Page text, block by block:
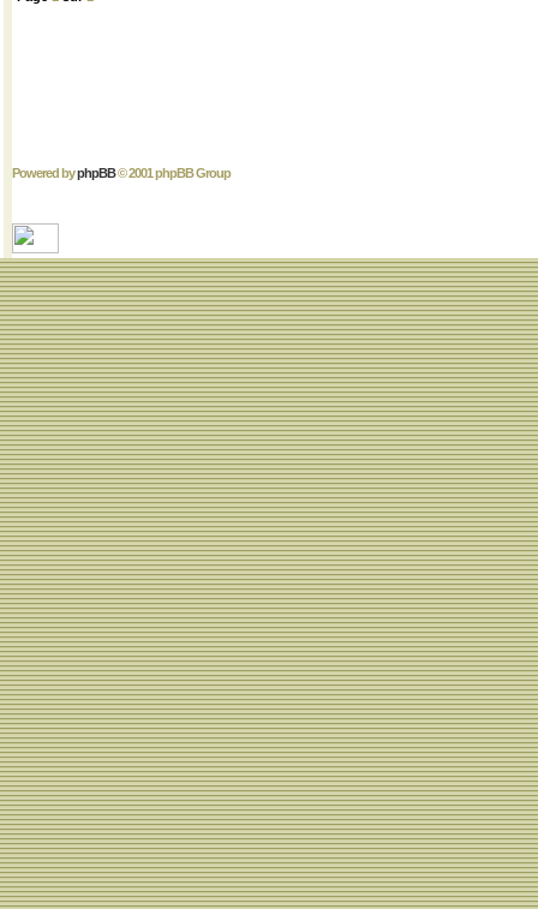
Powered byphpBB© 2001 phpBB Group